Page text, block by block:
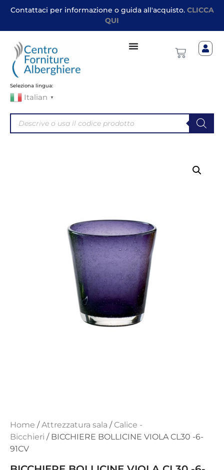
Contattaci per informazione o guida all'acquisto. CLICCA
QUI
Seleziona lingua:
Italian ▼
Home /Attrezzatura sala / Calice -
Bicchieri / BICCHIERE BOLLICINE VIOLA CL30 -6-
91CV